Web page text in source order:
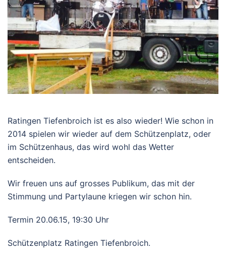
Ratingen Tiefenbroich ist es also wieder! Wie schon in
2014 spielen wir wieder auf dem Schützenplatz, oder
im Schützenhaus, das wird wohl das Wetter
entscheiden.
Wir freuen uns auf grosses Publikum, das mit der
Stimmung und Partylaune kriegen wir schon hin.
Termin 20.06.15, 19:30 Uhr
Schützenplatz Ratingen Tiefenbroich.